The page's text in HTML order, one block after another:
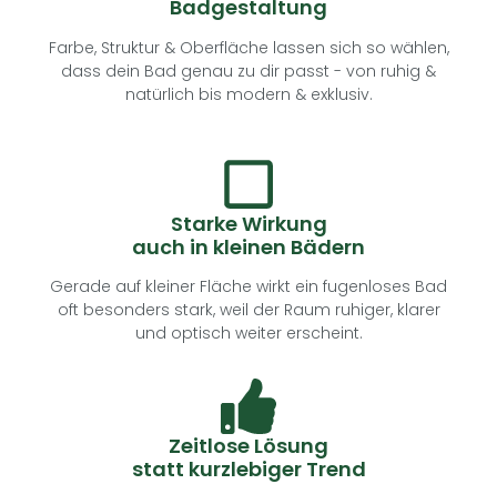
Badgestaltung
Farbe, Struktur & Oberfläche lassen sich so wählen,
dass dein Bad genau zu dir passt - von ruhig &
natürlich bis modern & exklusiv.
Starke Wirkung
auch in kleinen Bädern
Gerade auf kleiner Fläche wirkt ein fugenloses Bad
oft besonders stark, weil der Raum ruhiger, klarer
und optisch weiter erscheint.
Zeitlose Lösung
statt kurzlebiger Trend